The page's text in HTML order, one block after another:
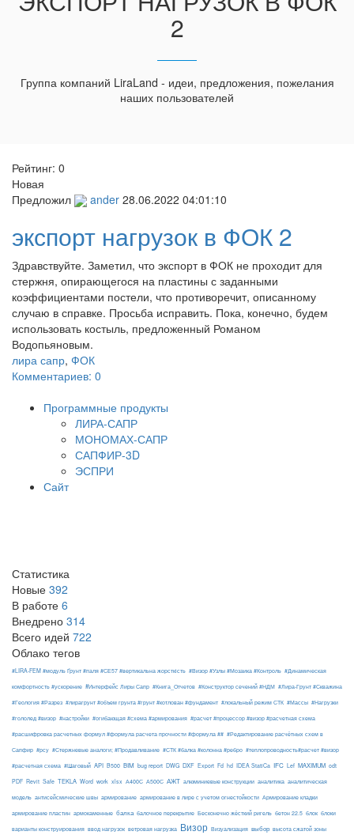
2
Группа компаний LiraLand - идеи, предложения, пожелания
наших пользователей
Рейтинг: 0
Новая
Предложил
ander 28.06.2022 04:01:10
экспорт нагрузок в ФОК 2
Здравствуйте. Заметил, что экспорт в ФОК не проходит для
стержня, опирающегося на пластины с заданными
коэффициентами постели, что противоречит, описанному
случаю в справке. Просьба исправить. Пока, конечно, будем
использовать костыль, предложенный Романом
Водопьяновым.
лира сапр, ФОК
Комментариев: 0
Программные продукты
ЛИРА-САПР
МОНОМАХ-САПР
САПФИР-3D
ЭСПРИ
Сайт
Статистика
Новые 392
В работе 6
Внедрено 314
Всего идей 722
Облако тегов
#LIRA-FEM #модуль Ґрунт #паля #СЕ57 #вертикальна жорсткість #Визор #Узлы #Мозаика #Контроль #Динамическая
комфортность #ускорение #Интерфейс Лиры Сапр #Книга_Отчетов #Конструктор сечений #НДМ #Лира-Грунт #Скважина
#Геология #Разрез #лирагрунт #объем грунта #грунт #котлован #фундамент #локальный режим СТК #Массы #Нагрузки
#гололед #визор #настройки #огибающая #схема #армирования #расчет #процессор #визор #расчетная схема
#расшифровка расчетных формул #формула расчета прочности #формула ## #Редактирование расчётных схем в
Сапфир #рсу #Стержневые аналоги; #Продавливание #СТК #балка #колонна #ребро #теплопроводность#расчет #визор
#расчетная схема #Шаговый API B500 BIM bug report DWG DXF Export Fd hd IDEA StatiCa IFC Lef MAXIMUM odt
PDF Revit Safe TEKLA Word work xlsx А400С А500С АЖТ алюминиевые конструкции аналитика аналитическая
модель антисейсмические швы армирование армирование в лире с учетом огнестойкости Армирование кладки
армирование пластин армокаменные балка балочное перекрытие Бесконечно жёсткий ригель бетон 22.5 блок блоки
варианты конструирования ввод нагрузок ветровая нагрузка Визор Визуализация выбор высота сжатой зоны